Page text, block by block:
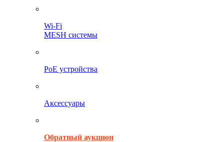
Wi-Fi
MESH системы
PoE устройства
Аксессуары
Обратный аукцион